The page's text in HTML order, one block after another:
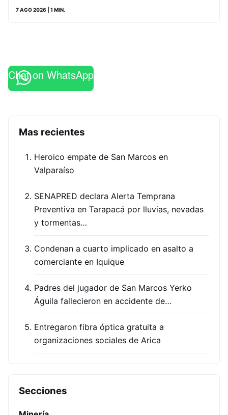
7 AGO 2026 | 1 MIN.
Chat on WhatsApp
Mas recientes
Heroico empate de San Marcos en
Valparaíso
SENAPRED declara Alerta Temprana
Preventiva en Tarapacá por lluvias, nevadas
y tormentas…
Condenan a cuarto implicado en asalto a
comerciante en Iquique
Padres del jugador de San Marcos Yerko
Águila fallecieron en accidente de…
Entregaron fibra óptica gratuita a
organizaciones sociales de Arica
Secciones